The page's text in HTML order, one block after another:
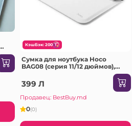
КэшБэк: 200
Сумка для ноутбука Hoco
BAG08 (серия 11/12 дюймов),
399 Л
Продавец: BestBuy.md
0(0)